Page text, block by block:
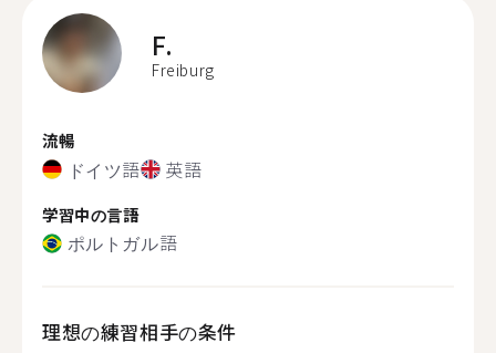
F.
Freiburg
流暢
ドイツ語 英語
学習中の言語
ポルトガル語
理想の練習相手の条件